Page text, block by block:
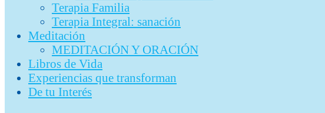
Terapia Familia
Terapia Integral: sanación
Meditación
MEDITACIÓN Y ORACIÓN
Libros de Vida
Experiencias que transforman
De tu Interés